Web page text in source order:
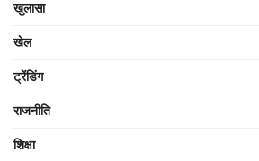
खुलासा
खेल
ट्रेंडिंग
राजनीति
शिक्षा